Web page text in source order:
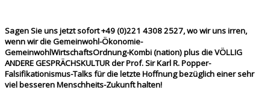
Sagen Sie uns jetzt sofort +49 (0)221 4308 2527, wo wir uns irren,
wenn wir die Gemeinwohl-Ökonomie-
GemeinwohlWirtschaftsOrdnung-Kombi (nation) plus die VÖLLIG
ANDERE GESPRÄCHSKULTUR der Prof. Sir Karl R. Popper-
Falsifikationismus-Talks für die letzte Hoffnung bezüglich einer sehr
viel besseren Menschheits-Zukunft halten!